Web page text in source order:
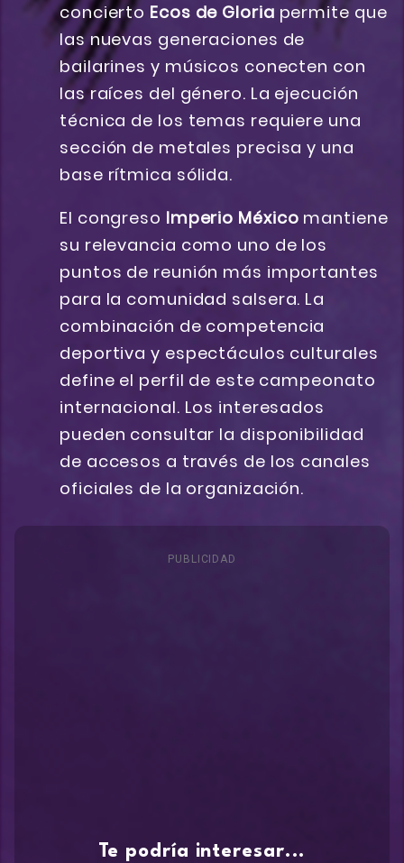
concierto Ecos de Gloria permite que
las nuevas generaciones de
bailarines y músicos conecten con
las raíces del género. La ejecución
técnica de los temas requiere una
sección de metales precisa y una
base rítmica sólida.
El congreso Imperio México mantiene
su relevancia como uno de los
puntos de reunión más importantes
para la comunidad salsera. La
combinación de competencia
deportiva y espectáculos culturales
define el perfil de este campeonato
internacional. Los interesados
pueden consultar la disponibilidad
de accesos a través de los canales
oficiales de la organización.
PUBLICIDAD
Te podría interesar...